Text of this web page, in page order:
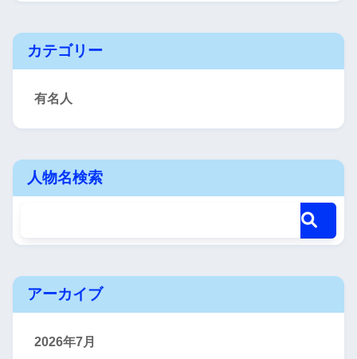
カテゴリー
有名人
人物名検索
アーカイブ
2026年7月